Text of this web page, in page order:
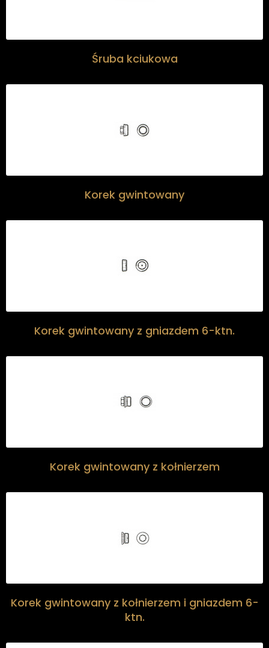
Śruba kciukowa
Korek gwintowany
Korek gwintowany z gniazdem 6-ktn.
Korek gwintowany z kołnierzem
Korek gwintowany z kołnierzem i gniazdem 6-
ktn.